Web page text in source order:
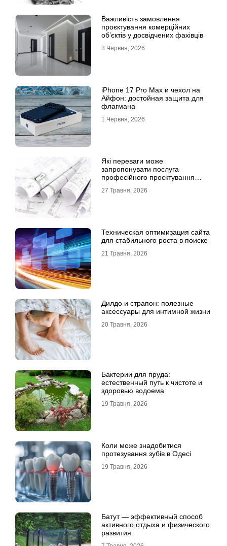
Важливість замовлення
проєктування комерційних
об’єктів у досвідчених фахівців
3 Червня, 2026
iPhone 17 Pro Max и чехол на
Айфон: достойная защита для
флагмана
1 Червня, 2026
Які переваги може
запропонувати послуга
професійного проєктування
27 Травня, 2026
Техническая оптимизация сайта
для стабильного роста в поиске
21 Травня, 2026
Дилдо и страпон: полезные
аксессуары для интимной жизни
20 Травня, 2026
Бактерии для пруда:
естественный путь к чистоте и
здоровью водоема
19 Травня, 2026
Коли може знадобитися
протезування зубів в Одесі
19 Травня, 2026
Батут — эффективный способ
активного отдыха и физического
развития